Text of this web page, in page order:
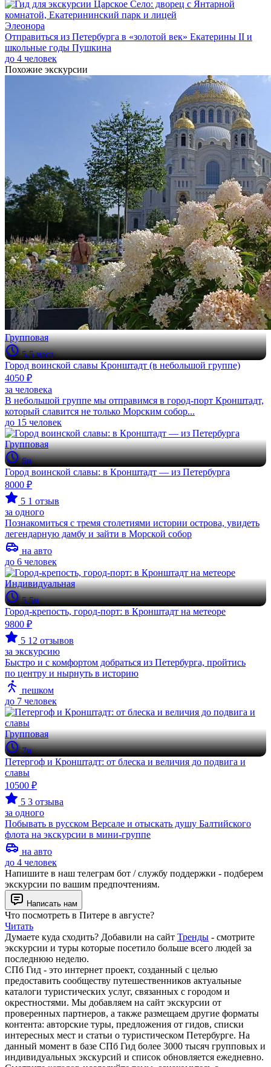
Элеонора
Отправиться из Петербурга в «золотой век» Екатерины II и
школьные годы Пушкина
до 4 человек
Похожие экскурсии
Групповая
5.5 часа
Город воинской славы Кронштадт (в небольшой группе)
4050 ₽
за человека
В небольшой группе мы отправимся в город-порт Кронштадт,
который славится не только Морским собор...
до 15 человек
Групповая
6ч
Город воинской славы: в Кронштадт — из Петербурга
8000 ₽
5 1 отзыв
за одного
Познакомиться с тремя столетиями истории острова, увидеть
легендарную дамбу и зайти в Морской собор
на авто
до 6 человек
Индивидуальная
5.5ч
Город-крепость, город-порт: в Кронштадт на метеоре
9800 ₽
5 12 отзывов
за экскурсию
Быстро и с комфортом добраться из Петербурга, пройтись
по центру и нырнуть в историю
пешком
до 7 человек
Групповая
7ч
Петергоф и Кронштадт: от блеска и величия до подвига и
славы
10500 ₽
5 3 отзыва
за одного
Побывать в русском Версале и отыскать душу Балтийского
флота на экскурсии в мини-группе
на авто
до 4 человек
Напишите в наш телеграм бот / службу поддержки - подберем
экскурсии по вашим предпочтениям.
Написать нам
Что посмотреть в Питере в августе?
Читать
Думаете куда сходить? Добавили на сайт Тренды - смотрите
экскурсии и туры которые посетило больше всего людей за
последнюю неделю.
СПб Гид - это интернет проект, созданный с целью
предоставить сообществу путешественников актуальные
каталоги туристических услуг, связанных с городом и
окрестностями. Мы добавляем на сайт экскурсии от
проверенных партнеров, а также размещаем другие форматы
контента: авторские туры, предложения от гидов, списки
интересных мест и статьи о туристическом Петербурге. На
данный момент в базе СПб Гид более 3000 тысяч групповых и
индивидуальных экскурсий и список обновляется ежедневно.